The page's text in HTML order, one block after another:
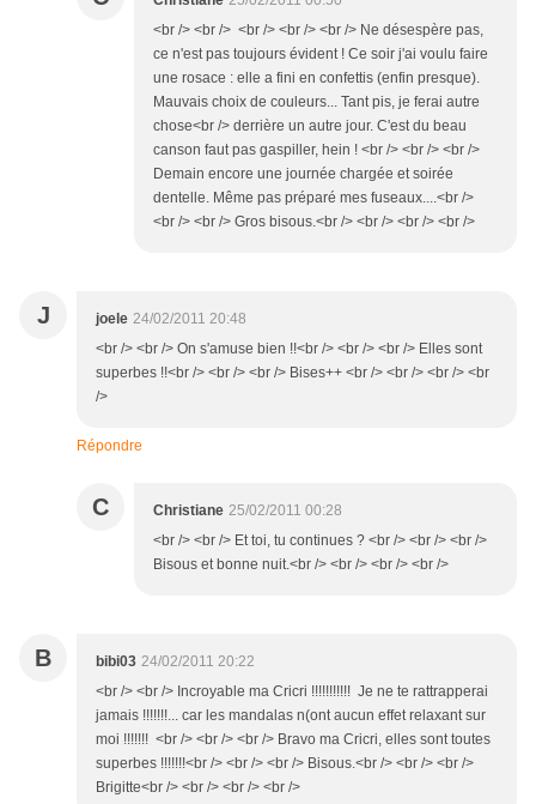
<br /> <br /> <br /> <br /> <br /> Ne désespère pas,
ce n'est pas toujours évident ! Ce soir j'ai voulu faire
une rosace : elle a fini en confettis (enfin presque).
Mauvais choix de couleurs... Tant pis, je ferai autre
chose<br /> derrière un autre jour. C'est du beau
canson faut pas gaspiller, hein ! <br /> <br /> <br />
Demain encore une journée chargée et soirée
dentelle. Même pas préparé mes fuseaux....<br />
<br /> <br /> Gros bisous.<br /> <br /> <br /> <br />
J joele 24/02/2011 20:48
<br /> <br /> On s'amuse bien !!<br /> <br /> <br /> Elles sont
superbes !!<br /> <br /> <br /> Bises++ <br /> <br /> <br /> <br
/>
Répondre
C Christiane 25/02/2011 00:28
<br /> <br /> Et toi, tu continues ? <br /> <br /> <br />
Bisous et bonne nuit.<br /> <br /> <br /> <br />
B bibi03 24/02/2011 20:22
<br /> <br /> Incroyable ma Cricri !!!!!!!!!!! Je ne te rattrapperai
jamais !!!!!!!... car les mandalas n(ont aucun effet relaxant sur
moi !!!!!!! <br /> <br /> <br /> Bravo ma Cricri, elles sont toutes
superbes !!!!!!!<br /> <br /> <br /> Bisous.<br /> <br /> <br />
Brigitte<br /> <br /> <br /> <br />